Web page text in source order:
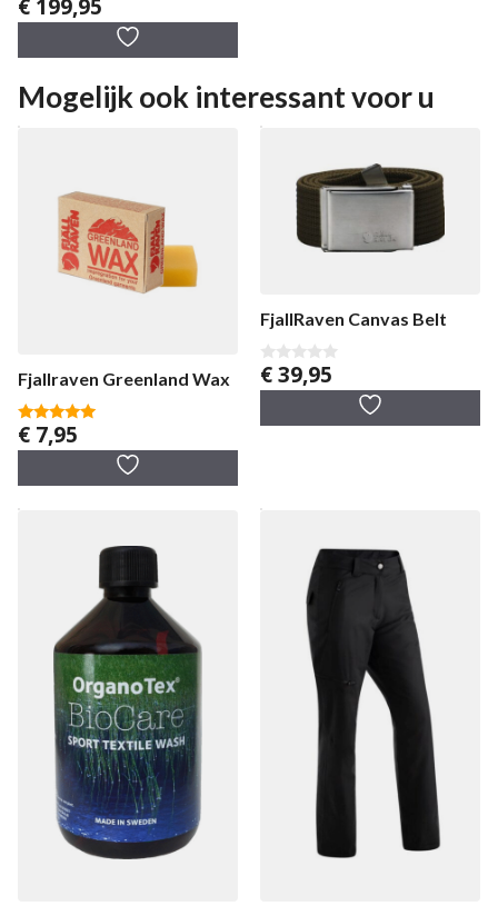
0
v
€ 199,95
Mogelijk ook interessant voor u
Fjallraven Greenland Wax
5.00
van 5
€ 7,95
FjallRaven Canvas Belt
0
v
5
€39,95